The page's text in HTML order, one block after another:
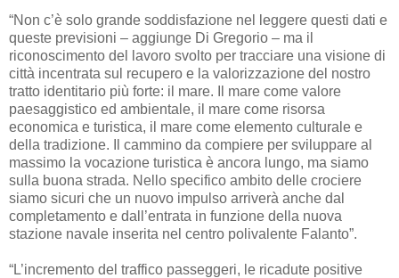
“Non c’è solo grande soddisfazione nel leggere questi dati e
queste previsioni – aggiunge Di Gregorio – ma il
riconoscimento del lavoro svolto per tracciare una visione di
città incentrata sul recupero e la valorizzazione del nostro
tratto identitario più forte: il mare. Il mare come valore
paesaggistico ed ambientale, il mare come risorsa
economica e turistica, il mare come elemento culturale e
della tradizione. Il cammino da compiere per sviluppare al
massimo la vocazione turistica è ancora lungo, ma siamo
sulla buona strada. Nello specifico ambito delle crociere
siamo sicuri che un nuovo impulso arriverà anche dal
completamento e dall’entrata in funzione della nuova
stazione navale inserita nel centro polivalente Falanto”.
“L’incremento del traffico passeggeri, le ricadute positive